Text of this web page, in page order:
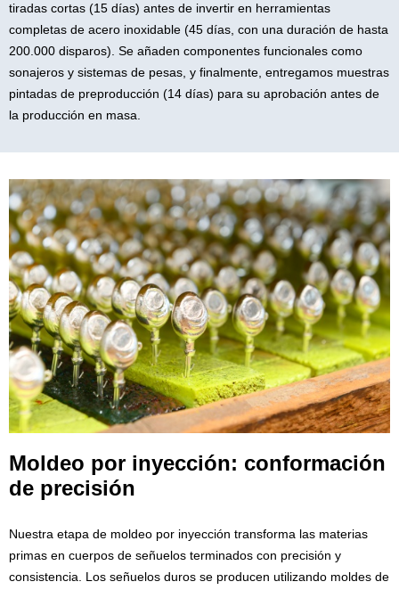
tiradas cortas (15 días) antes de invertir en herramientas
completas de acero inoxidable (45 días, con una duración de hasta
200.000 disparos). Se añaden componentes funcionales como
sonajeros y sistemas de pesas, y finalmente, entregamos muestras
pintadas de preproducción (14 días) para su aprobación antes de
la producción en masa.
Moldeo por inyección: conformación
de precisión
Nuestra etapa de moldeo por inyección transforma las materias
primas en cuerpos de señuelos terminados con precisión y
consistencia. Los señuelos duros se producen utilizando moldes de